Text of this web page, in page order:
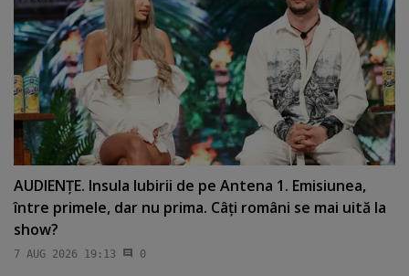
AUDIENŢE. Insula Iubirii de pe Antena 1. Emisiunea,
între primele, dar nu prima. Câţi români se mai uită la
show?
7 AUG 2026 19:13 0